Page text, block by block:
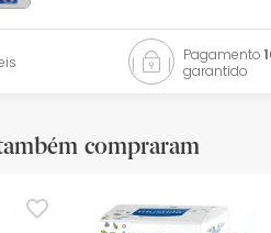
Pagamento
garantido
compraram